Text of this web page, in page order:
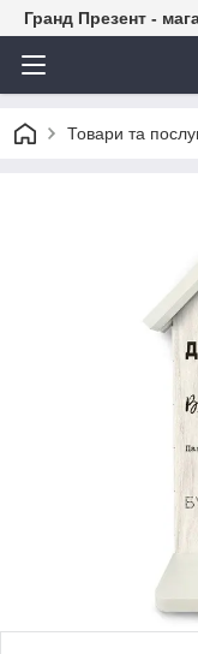
Гранд Презент -
Товари та